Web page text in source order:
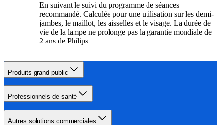
En suivant le suivi du programme de séances
recommandé. Calculée pour une utilisation sur les demi-
jambes, le maillot, les aisselles et le visage. La durée de
vie de la lampe ne prolonge pas la garantie mondiale de
2 ans de Philips
Produits grand public
Professionnels de santé
Autres solutions commerciales